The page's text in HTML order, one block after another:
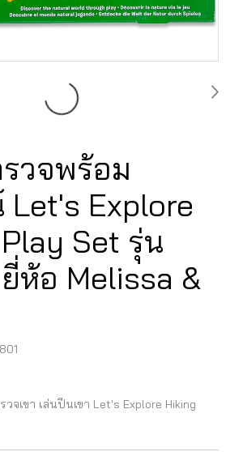
วจพร้อม
Explore
Set รุ่น
ห้อ Melissa &
วจเขา เล่นปีนเขา Let's Explore Hiking